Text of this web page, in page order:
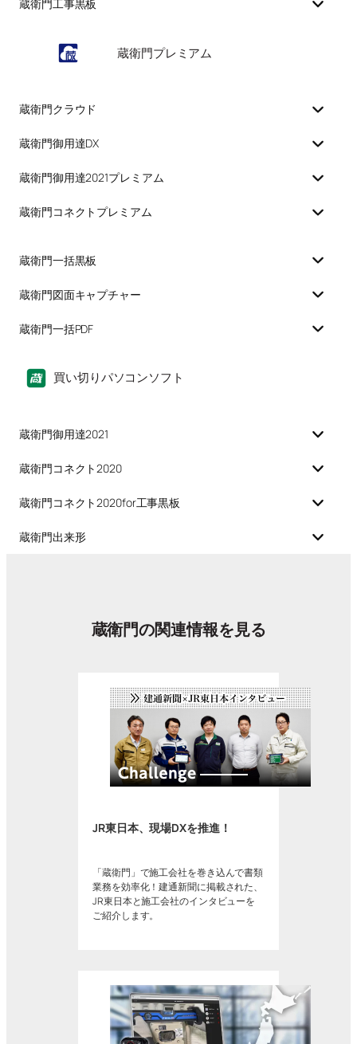
蔵衛門工事黒板
蔵衛門プレミアム
蔵衛門クラウド
蔵衛門御用達DX
蔵衛門御用達2021プレミアム
蔵衛門コネクトプレミアム
蔵衛門一括黒板
蔵衛門図面キャプチャー
蔵衛門一括PDF
買い切りパソコンソフト
蔵衛門御用達2021
蔵衛門コネクト2020
蔵衛門コネクト2020for工事黒板
蔵衛門出来形
蔵衛門の関連情報を見る
JR東日本、現場DXを推進！
「蔵衛門」で施工会社を巻き込んで書類
業務を効率化！建通新聞に掲載された、
JR東日本と施工会社のインタビューを
ご紹介します。